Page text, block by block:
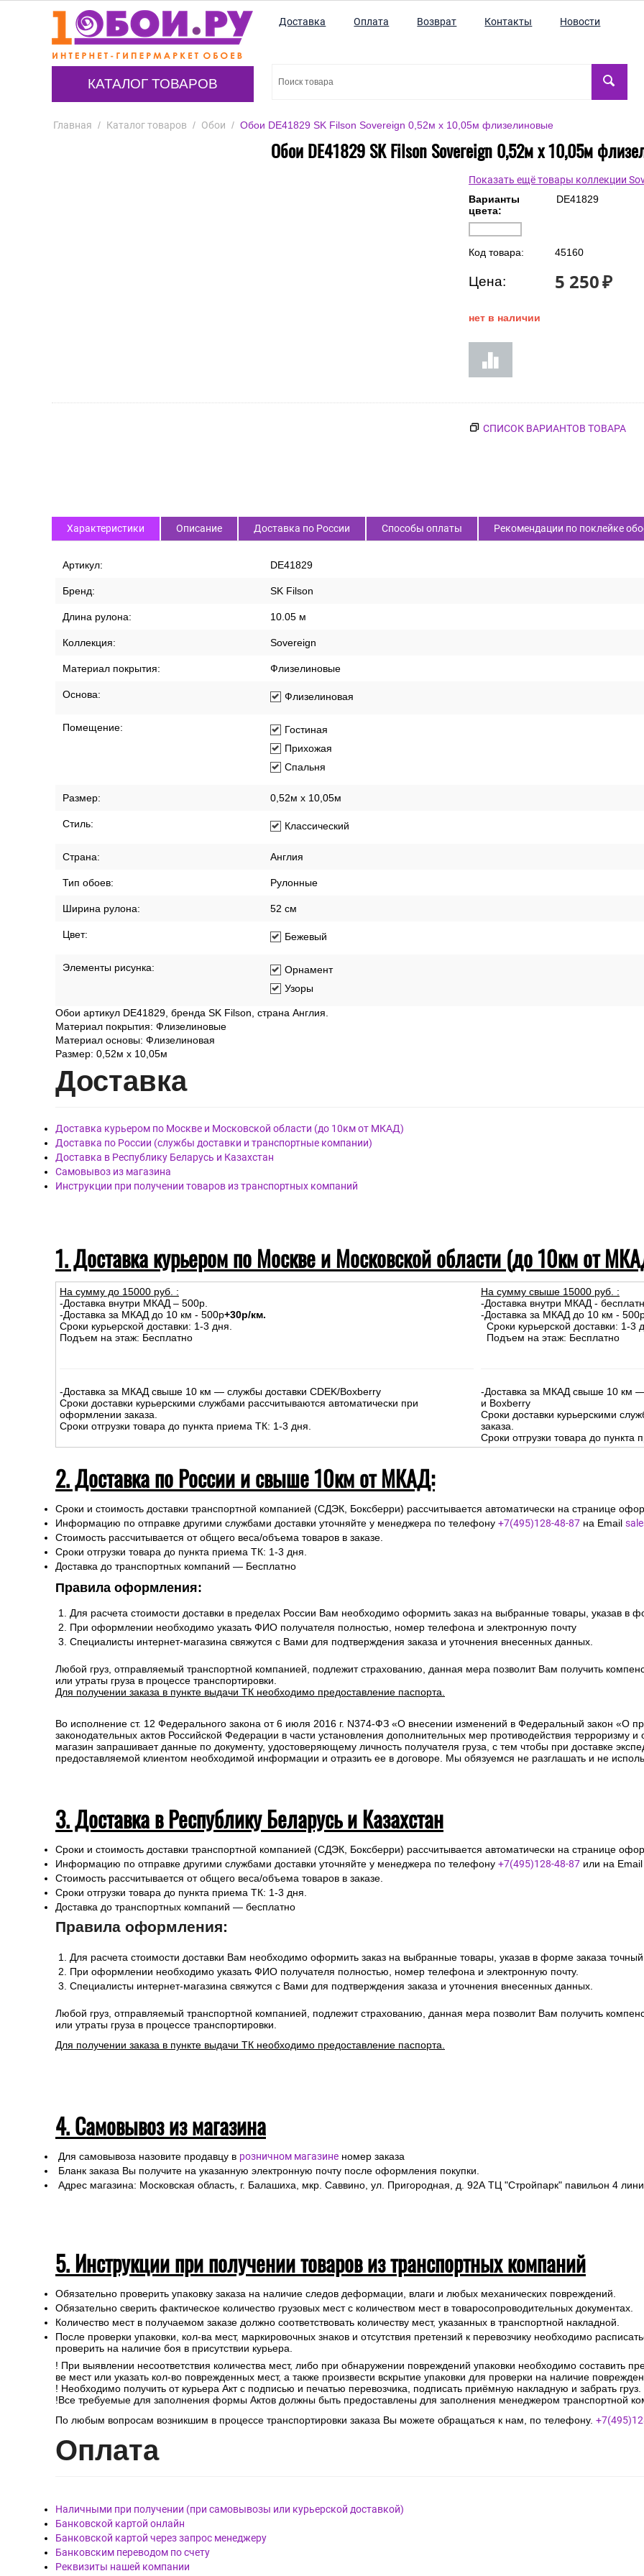
КАТАЛОГ ТОВАРОВ
Доставка Оплата Возврат Контакты Новости
Главная / Каталог товаров / Обои / Обои DE41829 SK Filson Sovereign 0,52м х 10,05м флизелиновые
Обои DE41829 SK Filson Sovereign 0,52м х 10,05м
Показать ещё товары коллекции
Варианты
цвета:
DE41829
Код товара: 45160
Цена: 5 250₽
нет в наличии
СПИСОК ВАРИАНТОВ ТОВАРА
Характеристики Описание Доставка по России Способы оплаты Рекомендации по поклейке
Артикул: DE41829
Бренд: SK Filson
Длина рулона: 10.05 м
Коллекция: Sovereign
Материал покрытия: Флизелиновые
Основа: Флизелиновая
Помещение:
Гостиная
Прихожая
Спальня
Размер: 0,52м х 10,05м
Стиль: Классический
Страна: Англия
Тип обоев: Рулонные
Ширина рулона: 52 см
Цвет: Бежевый
Элементы рисунка:
Орнамент
Узоры
Обои артикул DE41829, бренда SK Filson, страна Англия.
Материал покрытия: Флизелиновые
Материал основы: Флизелиновая
Размер: 0,52м х 10,05м
Доставка
Доставка курьером по Москве и Московской области (до 10км от МКАД)
Доставка по России (службы доставки и транспортные компании)
Доставка в Республику Беларусь и Казахстан
Самовывоз из магазина
Инструкции при получении товаров из транспортных компаний
1. Доставка курьером по Москве и Московской области (до 10км от
На сумму до 15000 руб. :
-Доставка внутри МКАД – 500р.
-Доставка за МКАД до 10 км - 500р+30р/км.
Сроки курьерской доставки: 1-3 дня.
Подъем на этаж: Бесплатно
-Доставка за МКАД свыше 10 км — службы доставки CDEK/Boxberry
Сроки доставки курьерскими службами рассчитываются автоматически при
оформлении заказа.
Сроки отгрузки товара до пункта приема ТК: 1-3 дня.
На сумму свыше 15000 руб. :
-Доставка внутри МКАД -
-Доставка за МКАД до 10 км -
Сроки курьерской доставки: 1-3
Подъем на этаж: Бесплатно
-Доставка за МКАД свыше 10 км —
и Boxberry
Сроки доставки курьерскими
заказа.
Сроки отгрузки товара до
2. Доставка по России и свыше 10км от МКАД:
Сроки и стоимость доставки транспортной компанией (СДЭК, Боксберри) рассчитывается автоматически на странице
Информацию по отправке другими службами доставки уточняйте у менеджера по телефону +7(495)128-48-87 на Email
Стоимость рассчитывается от общего веса/объема товаров в заказе.
Сроки отгрузки товара до пункта приема ТК: 1-3 дня.
Доставка до транспортных компаний — Бесплатно
Правила оформления:
Для расчета стоимости доставки в пределах России Вам необходимо оформить заказ на выбранные товары, указав в
При оформлении необходимо указать ФИО получателя полностью, номер телефона и электронную почту
Специалисты интернет-магазина свяжутся с Вами для подтверждения заказа и уточнения внесенных данных.
Любой груз, отправляемый транспортной компанией, подлежит страхованию, данная мера позволит Вам получить
или утраты груза в процессе транспортировки.
Для получении заказа в пункте выдачи ТК необходимо предоставление паспорта.
Во исполнение ст. 12 Федерального закона от 6 июля 2016 г. N374-ФЗ «О внесении изменений в Федеральный закон «О
законодательных актов Российской Федерации в части установления дополнительных мер противодействия терроризму
магазин запрашивает данные по документу, удостоверяющему личность получателя груза, с тем чтобы при доставке
предоставляемой клиентом необходимой информации и отразить ее в договоре. Мы обязуемся не разглашать и не
3. Доставка в Республику Беларусь и Казахстан
Сроки и стоимость доставки транспортной компанией (СДЭК, Боксберри) рассчитывается автоматически на странице
Информацию по отправке другими службами доставки уточняйте у менеджера по телефону +7(495)128-48-87 или на
Стоимость рассчитывается от общего веса/объема товаров в заказе.
Сроки отгрузки товара до пункта приема ТК: 1-3 дня.
Доставка до транспортных компаний — бесплатно
Правила оформления:
Для расчета стоимости доставки Вам необходимо оформить заказ на выбранные товары, указав в форме заказа
При оформлении необходимо указать ФИО получателя полностью, номер телефона и электронную почту.
Специалисты интернет-магазина свяжутся с Вами для подтверждения заказа и уточнения внесенных данных.
Любой груз, отправляемый транспортной компанией, подлежит страхованию, данная мера позволит Вам получить
или утраты груза в процессе транспортировки.
Для получении заказа в пункте выдачи ТК необходимо предоставление паспорта.
4. Самовывоз из магазина
Для самовывоза назовите продавцу в розничном магазине номер заказа
Бланк заказа Вы получите на указанную электронную почту после оформления покупки.
Адрес магазина: Московская область, г. Балашиха, мкр. Саввино, ул. Пригородная, д. 92А ТЦ "Стройпарк" павильон 4
5. Инструкции при получении товаров из транспортных компаний
Обязательно проверить упаковку заказа на наличие следов деформации, влаги и любых механических повреждений.
Обязательно сверить фактическое количество грузовых мест с количеством мест в товаросопроводительных документах.
Количество мест в получаемом заказе должно соответствовать количеству мест, указанных в транспортной накладной.
После проверки упаковки, кол-ва мест, маркировочных знаков и отсутствия претензий к перевозчику необходимо
проверить на наличие боя в присутствии курьера.
! При выявлении несоответствия количества мест, либо при обнаружении повреждений упаковки необходимо составить
ве мест или указать кол-во поврежденных мест, а также произвести вскрытие упаковки для проверки на наличие
! Необходимо получить от курьера Акт с подписью и печатью перевозчика, подписать приёмную накладную и забрать груз.
!Все требуемые для заполнения формы Актов должны быть предоставлены для заполнения менеджером транспортной
По любым вопросам возникшим в процессе транспортировки заказа Вы можете обращаться к нам, по телефону.
Оплата
Наличными при получении (при самовывозы или курьерской доставкой)
Банковской картой онлайн
Банковской картой через запрос менеджеру
Банковским переводом по счету
Реквизиты нашей компании